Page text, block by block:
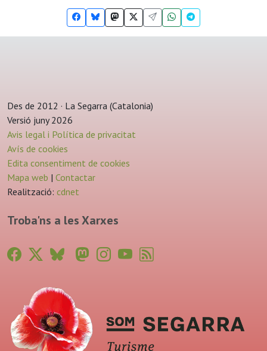
Des de 2012 · La Segarra (Catalonia)
Versió juny 2026
Avis legal i Política de privacitat
Avís de cookies
Edita consentiment de cookies
Mapa web | Contactar
Realització: cdnet
Troba'ns a les Xarxes